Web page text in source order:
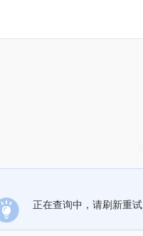
正在查询中，请刷新重试